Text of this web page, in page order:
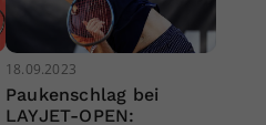
18.09.2023
Paukenschlag bei
LAYJET-OPEN: